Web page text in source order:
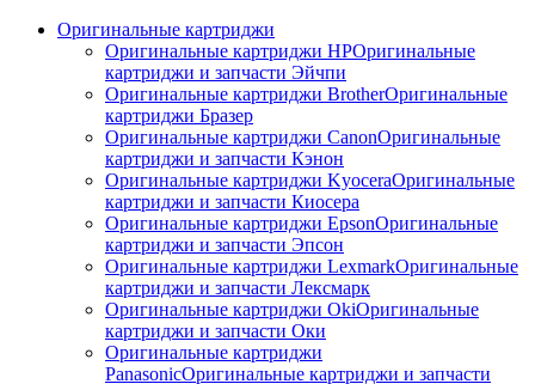
Оригинальные картриджи
Оригинальные картриджи HPОригинальные
картриджи и запчасти Эйчпи
Оригинальные картриджи BrotherОригинальные
картриджи Бразер
Оригинальные картриджи CanonОригинальные
картриджи и запчасти Кэнон
Оригинальные картриджи KyoceraОригинальные
картриджи и запчасти Киосера
Оригинальные картриджи EpsonОригинальные
картриджи и запчасти Эпсон
Оригинальные картриджи LexmarkОригинальные
картриджи и запчасти Лексмарк
Оригинальные картриджи ОkiОригинальные
картриджи и запчасти Оки
Оригинальные картриджи
PanasonicОригинальные картриджи и запчасти